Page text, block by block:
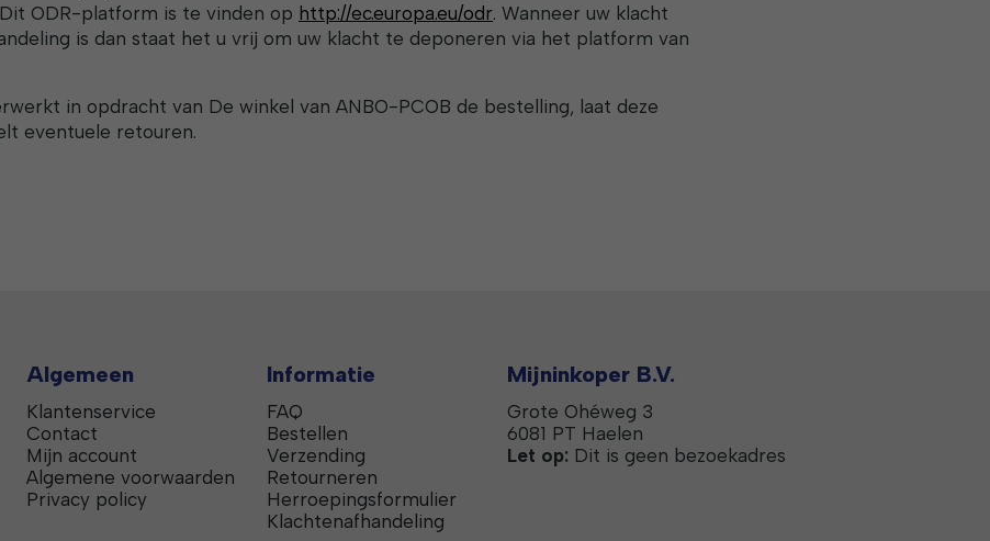
ODR-platform is te vinden op http://ec.europa.eu/odr. Wanneer uw klacht
is dan staat het u vrij om uw klacht te deponeren via het platform van
in opdracht van De winkel van ANBO-PCOB de bestelling, laat deze
eventuele retouren.
Algemeen
Klantenservice
Contact
Mijn account
Algemene voorwaarden
Privacy policy
Informatie
FAQ
Bestellen
Verzending
Retourneren
Herroepingsformulier
Klachtenafhandeling
Mijninkoper B.V.
Grote Ohéweg 3
6081 PT Haelen
Let op: Dit is geen bezoekadres